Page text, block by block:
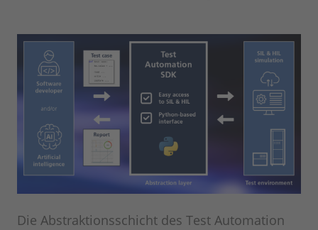
Die Abstraktionsschicht des Test Automation